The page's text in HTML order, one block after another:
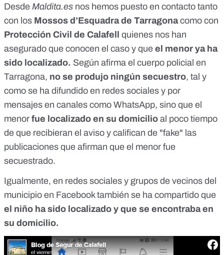
Desde Maldita.es nos hemos puesto en contacto tanto
con los Mossos d’Esquadra de Tarragonacomo con
Protección Civil de Calafell quienes nos han
asegurado que conocen el caso y que el menor ya ha
sido localizado. Según afirma el cuerpo policial en
Tarragona, no se produjo ningún secuestro, tal y
como se ha difundido en redes sociales y por
mensajes en canales como WhatsApp, sino que el
menor fue localizado en su domicilio al poco tiempo
de que recibieran el aviso y califican de "fake" las
publicaciones que afirman que el menor fue
secuestrado.
Igualmente, en redes sociales y grupos de vecinos del
municipio en Facebook también se ha compartido que
el niño ha sido localizado y que se encontraba en
su domicilio.